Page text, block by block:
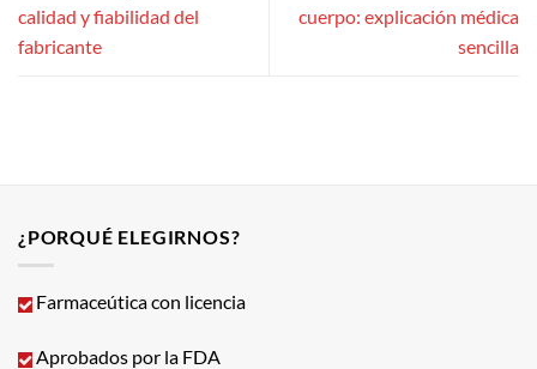
calidad y fiabilidad del
fabricante
cuerpo: explicación médica
sencilla
¿PORQUÉ ELEGIRNOS?
Farmaceútica con licencia
Aprobados por la FDA